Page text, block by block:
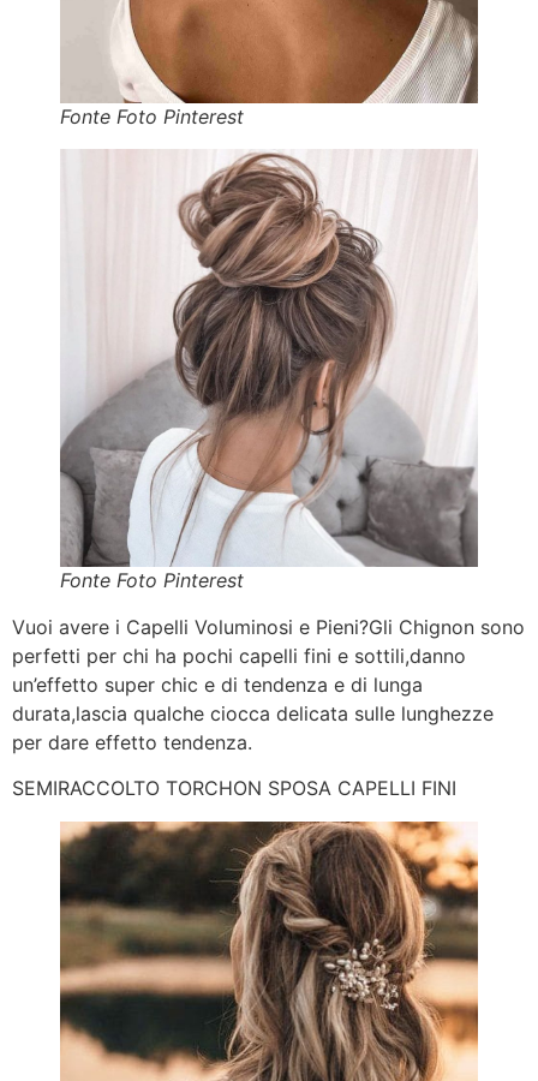
Fonte Foto Pinterest
Fonte Foto Pinterest
Vuoi avere i Capelli Voluminosi e Pieni?Gli Chignon sono
perfetti per chi ha pochi capelli fini e sottili,danno
un’effetto super chic e di tendenza e di lunga
durata,lascia qualche ciocca delicata sulle lunghezze
per dare effetto tendenza.
SEMIRACCOLTO TORCHON SPOSA CAPELLI FINI